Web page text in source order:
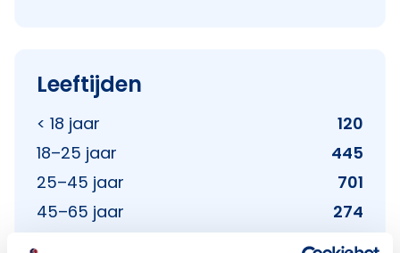
Leeftijden
< 18 jaar
120
18–25 jaar
445
25–45 jaar
701
45–65 jaar
274
171